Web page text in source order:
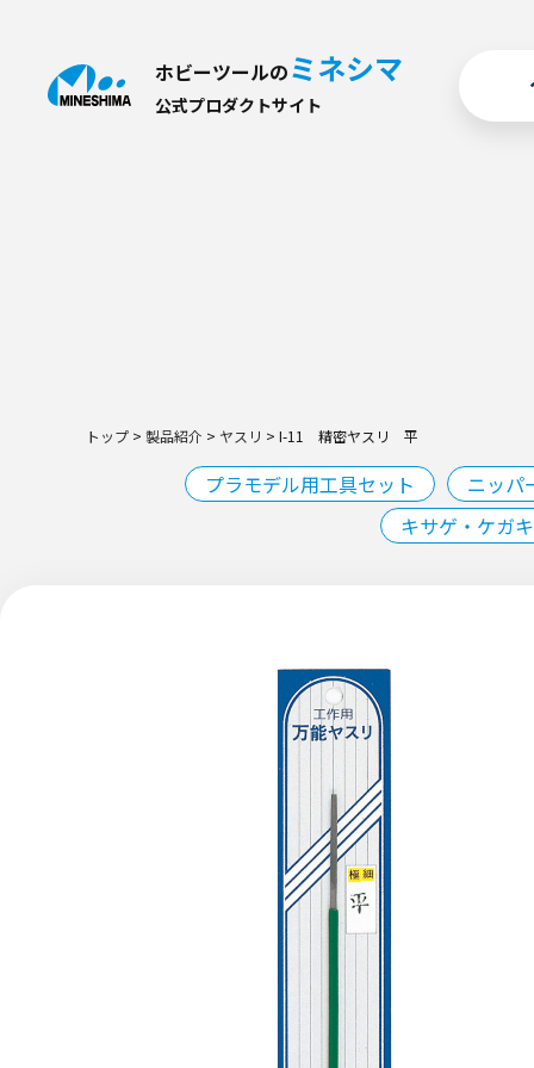
ホビーツールのミネシマ
公式プロダク トサイ ト
トップ > 製品紹介 > ヤスリ > I-11 精密ヤスリ 平
プラモデル用工具セット
ニッパ
キサゲ・ケガ